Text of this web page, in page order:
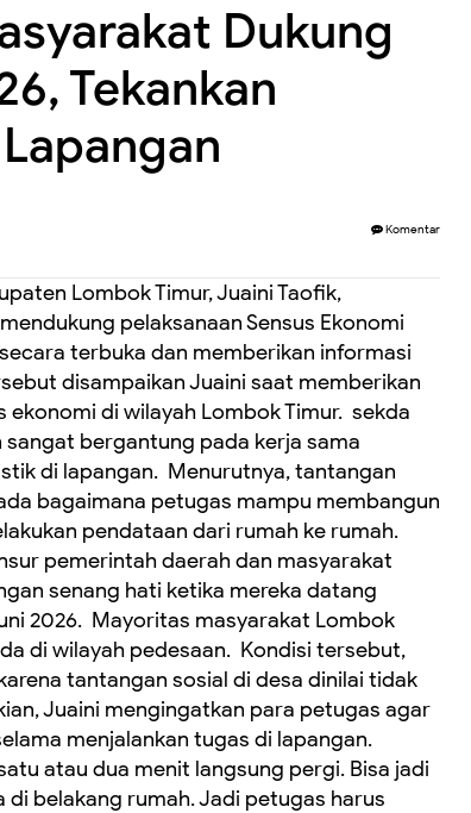
Dukung
Tekankan
Komentar
Lombok Timur, Juaini Taofik,
pelaksanaan Sensus Ekonomi
terbuka dan memberikan informasi
disampaikan Juaini saat memberikan
di wilayah Lombok Timur. ‎ ‎sekda
bergantung pada kerja sama
di lapangan. ‎ ‎Menurutnya, tantangan
bagaimana petugas mampu membangun
pendataan dari rumah ke rumah.
pemerintah daerah dan masyarakat
senang hati ketika mereka datang
2026. ‎ ‎Mayoritas masyarakat Lombok
di wilayah pedesaan. ‎ ‎Kondisi tersebut,
tantangan sosial di desa dinilai tidak
Juaini mengingatkan para petugas agar
menjalankan tugas di lapangan.
atau dua menit langsung pergi. Bisa jadi
belakang rumah. Jadi petugas harus